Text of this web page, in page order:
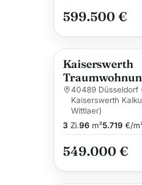
599.500 €
Kaiserswerth
Balkon &
40489 Düsseldorf
Kaiserswerth
Wittlaer)
3 Zi.96 m²5.719 €/
549.000 €